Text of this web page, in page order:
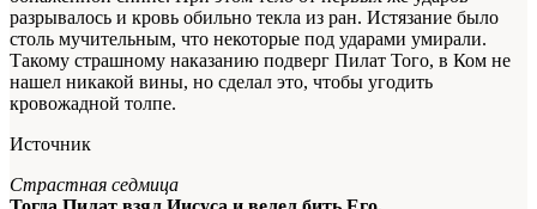
разрывалось и кровь обильно текла из ран. Истязание было
столь мучительным, что некоторые под ударами умирали.
Такому страшному наказанию подверг Пилат Того, в Ком не
нашел никакой вины, но сделал это, чтобы угодить
кровожадной толпе.
Источник
Страстная седмица